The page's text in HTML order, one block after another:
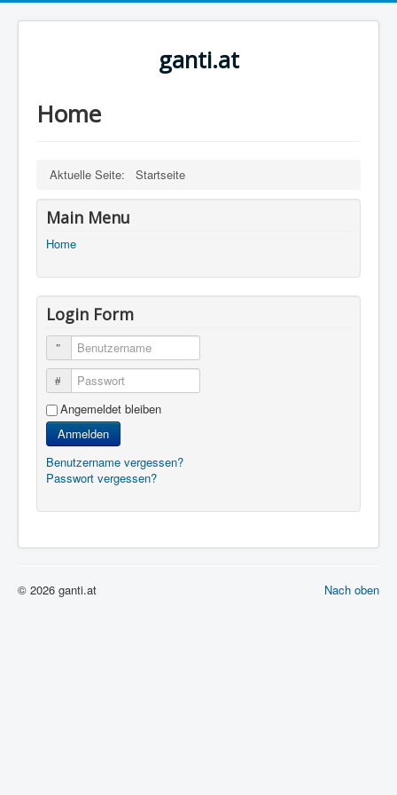
ganti.at
Home
Aktuelle Seite: Startseite
Main Menu
Home
Login Form
Benutzername
Passwort
Angemeldet bleiben
Anmelden
Benutzername vergessen?
Passwort vergessen?
Nach oben
© 2026 ganti.at